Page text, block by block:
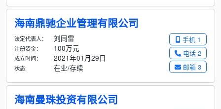
海南鼎驰企业管理有限公司
手机 1
电话 2
邮箱 3
法定代表人： 刘同雷
注册资金： 100万元
成立时间： 2021年01月29日
状态: 在业/存续
海南曼珠投资有限公司